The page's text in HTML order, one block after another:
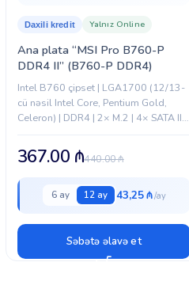
Ana plata “MSI Pro B760-P
DDR4 II” (B760-P DDR4)
Daxili kredit Yalnız Online
Intel B760 çipset | LGA1700 (12/13-
cü nəsil Intel Core, Pentium Gold,
Celeron) | DDR4 | 2× M.2 | 4× SATA III |
440.00₼
367.00 ₼
6 ay 12 ay 43,25 ₼
Səbətə əlavə et